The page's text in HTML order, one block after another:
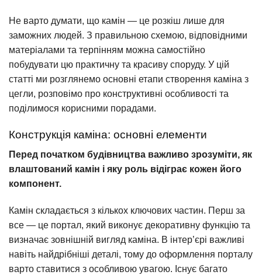
Не варто думати, що камін — це розкіш лише для
заможних людей. З правильною схемою, відповідними
матеріалами та терпінням можна самостійно
побудувати цю практичну та красиву споруду. У цій
статті ми розглянемо основні етапи створення каміна з
цегли, розповімо про конструктивні особливості та
поділимося корисними порадами.
Конструкція каміна: основні елементи
Перед початком будівництва важливо зрозуміти, як
влаштований камін і яку роль відіграє кожен його
компонент.
Камін складається з кількох ключових частин. Перш за
все — це портал, який виконує декоративну функцію та
визначає зовнішній вигляд каміна. В інтер’єрі важливі
навіть найдрібніші деталі, тому до оформлення порталу
варто ставитися з особливою увагою. Існує багато